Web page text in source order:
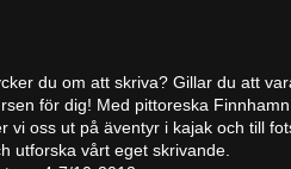
du om att skriva? Gillar du att
för dig! Med pittoreska
vi oss ut på äventyr i kajak och till
utforska vårt eget skrivande.